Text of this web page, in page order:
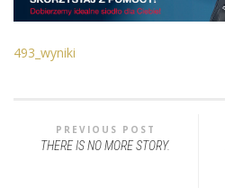
493_wyniki
PREVIOUS POST
THERE IS NO MORE STORY.